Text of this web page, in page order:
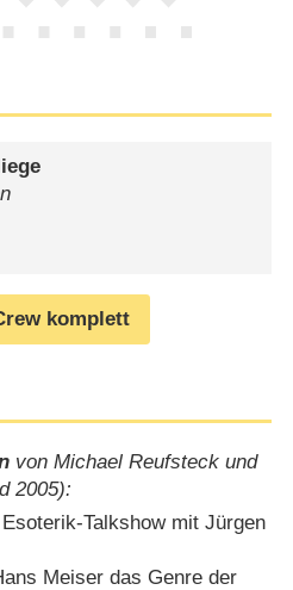
komplett
von Michael Reufsteck und
2005):
Talkshow mit Jürgen
Meiser das Genre der